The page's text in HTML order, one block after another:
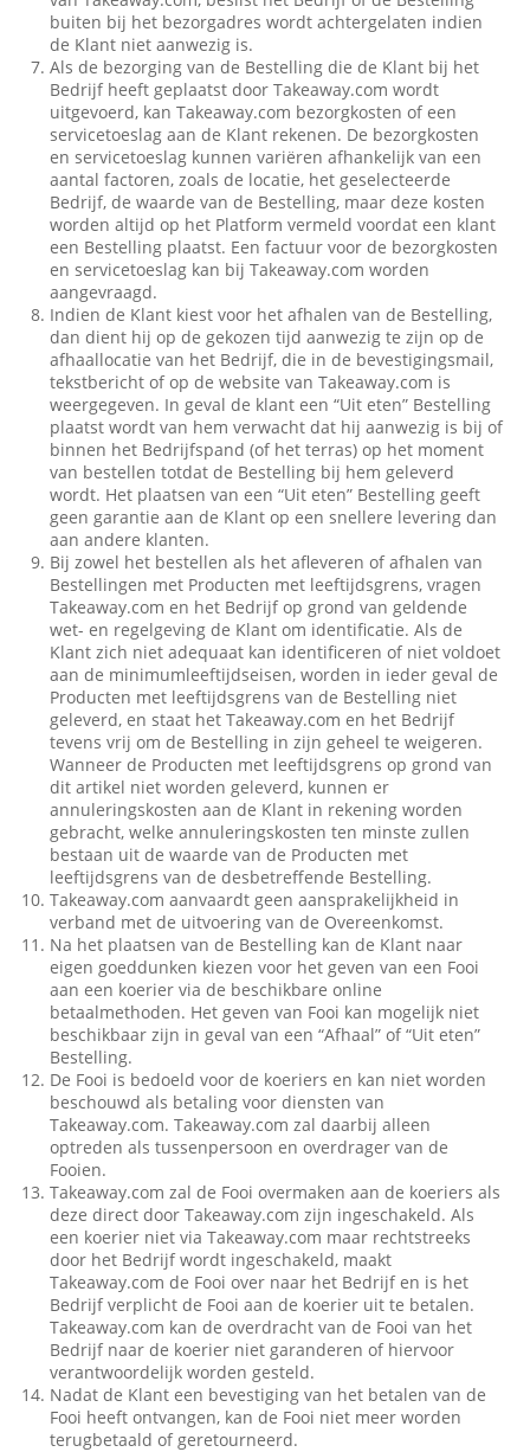
buiten bij het bezorgadres wordt achtergelaten indien
de Klant niet aanwezig is.
Als de bezorging van de Bestelling die de Klant bij het
Bedrijf heeft geplaatst door Takeaway.com wordt
uitgevoerd, kan Takeaway.com bezorgkosten of een
servicetoeslag aan de Klant rekenen. De bezorgkosten
en servicetoeslag kunnen variëren afhankelijk van een
aantal factoren, zoals de locatie, het geselecteerde
Bedrijf, de waarde van de Bestelling, maar deze kosten
worden altijd op het Platform vermeld voordat een klant
een Bestelling plaatst. Een factuur voor de bezorgkosten
en servicetoeslag kan bij Takeaway.com worden
aangevraagd.
Indien de Klant kiest voor het afhalen van de Bestelling,
dan dient hij op de gekozen tijd aanwezig te zijn op de
afhaallocatie van het Bedrijf, die in de bevestigingsmail,
tekstbericht of op de website van Takeaway.com is
weergegeven. In geval de klant een “Uit eten” Bestelling
plaatst wordt van hem verwacht dat hij aanwezig is bij of
binnen het Bedrijfspand (of het terras) op het moment
van bestellen totdat de Bestelling bij hem geleverd
wordt. Het plaatsen van een “Uit eten” Bestelling geeft
geen garantie aan de Klant op een snellere levering dan
aan andere klanten.
Bij zowel het bestellen als het afleveren of afhalen van
Bestellingen met Producten met leeftijdsgrens, vragen
Takeaway.com en het Bedrijf op grond van geldende
wet- en regelgeving de Klant om identificatie. Als de
Klant zich niet adequaat kan identificeren of niet voldoet
aan de minimumleeftijdseisen, worden in ieder geval de
Producten met leeftijdsgrens van de Bestelling niet
geleverd, en staat het Takeaway.com en het Bedrijf
tevens vrij om de Bestelling in zijn geheel te weigeren.
Wanneer de Producten met leeftijdsgrens op grond van
dit artikel niet worden geleverd, kunnen er
annuleringskosten aan de Klant in rekening worden
gebracht, welke annuleringskosten ten minste zullen
bestaan uit de waarde van de Producten met
leeftijdsgrens van de desbetreffende Bestelling.
Takeaway.com aanvaardt geen aansprakelijkheid in
verband met de uitvoering van de Overeenkomst.
Na het plaatsen van de Bestelling kan de Klant naar
eigen goeddunken kiezen voor het geven van een Fooi
aan een koerier via de beschikbare online
betaalmethoden. Het geven van Fooi kan mogelijk niet
beschikbaar zijn in geval van een “Afhaal” of “Uit eten”
Bestelling.
De Fooi is bedoeld voor de koeriers en kan niet worden
beschouwd als betaling voor diensten van
Takeaway.com. Takeaway.com zal daarbij alleen
optreden als tussenpersoon en overdrager van de
Fooien.
Takeaway.com zal de Fooi overmaken aan de koeriers als
deze direct door Takeaway.com zijn ingeschakeld. Als
een koerier niet via Takeaway.com maar rechtstreeks
door het Bedrijf wordt ingeschakeld, maakt
Takeaway.com de Fooi over naar het Bedrijf en is het
Bedrijf verplicht de Fooi aan de koerier uit te betalen.
Takeaway.com kan de overdracht van de Fooi van het
Bedrijf naar de koerier niet garanderen of hiervoor
verantwoordelijk worden gesteld.
Nadat de Klant een bevestiging van het betalen van de
Fooi heeft ontvangen, kan de Fooi niet meer worden
terugbetaald of geretourneerd.